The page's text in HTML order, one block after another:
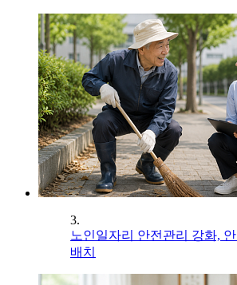
3.
노인일자리 안전관리 강화,
배치